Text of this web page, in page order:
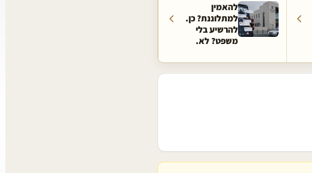
להאמין
למתלוננת? כן.
להרשיע בלי
משפט? לא.